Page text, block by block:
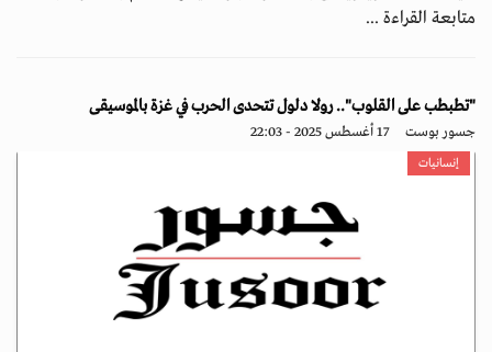
متابعة القراءة ...
"تطبطب على القلوب".. رولا دلول تتحدى الحرب في غزة بالموسيقى
جسور بوست 17 أغسطس 2025 - 22:03
إنسانيات